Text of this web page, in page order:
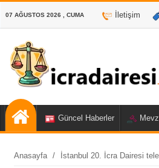
07 AĞUSTOS 2026 , CUMA İletişim
Güncel Haberler
Anasayfa / İstanbul 20. İcra Dairesi